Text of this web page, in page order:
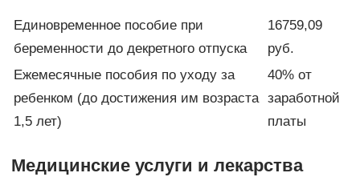
Единовременное пособие при
беременности до декретного отпуска
16759,09
руб.
Ежемесячные пособия по уходу за
ребенком (до достижения им возраста
1,5 лет)
40% от
заработной
платы
Медицинские услуги и лекарства